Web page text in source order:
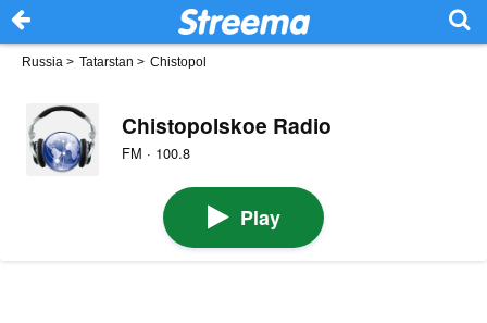
Russia > Tatarstan > Chistopol
Chistopolskoe Radio
FM · 100.8
Play